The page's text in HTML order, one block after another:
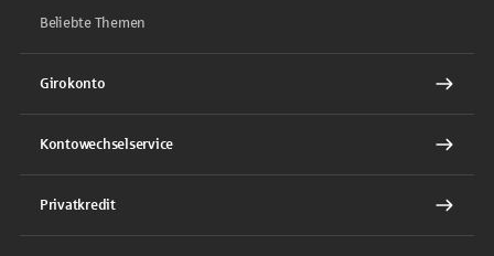
Beliebte Themen
Girokonto
Kontowechselservice
Privatkredit